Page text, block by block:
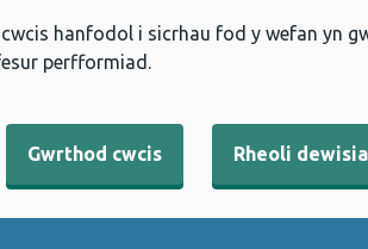
hanfodol i sicrhau fod y wefan yn
perfformiad.
Gwrthod cwcis Rheoli